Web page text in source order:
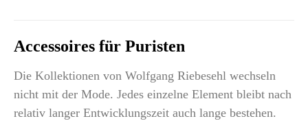
Accessoires für Puristen
Die Kollektionen von Wolfgang Riebesehl wechseln
nicht mit der Mode. Jedes einzelne Element bleibt nach
relativ langer Entwicklungszeit auch lange bestehen.